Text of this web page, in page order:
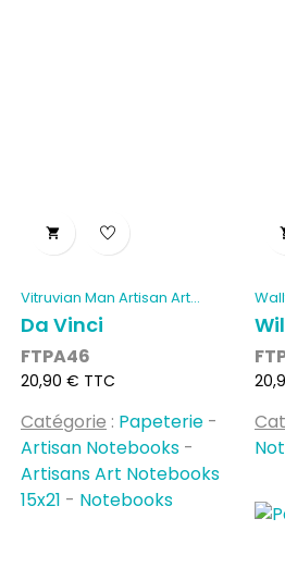

Vitruvian Man Artisan Art...
Da Vinci
FTPA46
Prix
20,90 € TTC
Catégorie : Papeterie -
Artisan Notebooks -
Artisans Art Notebooks
15x21 - Notebooks
Prix